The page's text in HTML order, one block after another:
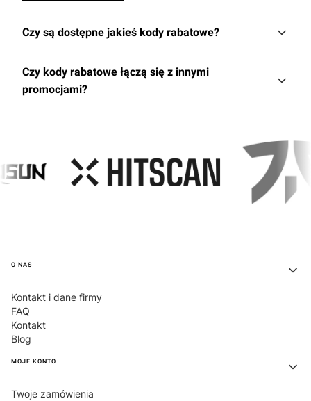
Czy są dostępne jakieś kody rabatowe?
Czy kody rabatowe łączą się z innymi
promocjami?
Linki w stopce
O NAS
Kontakt i dane firmy
FAQ
Kontakt
Blog
MOJE KONTO
Twoje zamówienia